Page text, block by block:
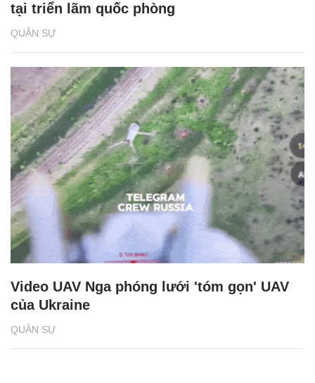
QUÂN SỰ
tại triển lãm quốc phòng
QUÂN SỰ
Video UAV Nga phóng lưới 'tóm gọn' UAV
của Ukraine